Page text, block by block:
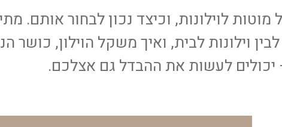
לוילונות, וכיצד נכון לבחור אותם.
וילונות לבית, ואיך משקל הוילון,
לעשות את ההבדל גם אצלכם.